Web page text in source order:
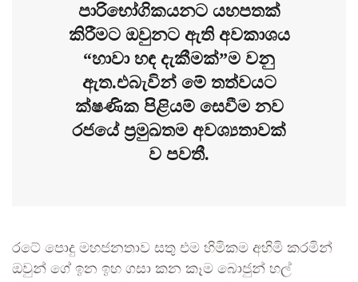
පාරිභෝගිකයනට යහපතක්
කිරීමට ඔවුනට ඇති අවකාශය
“හාවා හඳ දැකීමක්”ම වනු
ඇත.එබැවින් මේ තත්වයට
ක්ෂණික පිළියම් සෙවීම නව
රජයේ ප්‍රමුඛතම අවශ්‍යතාවක්
ව පවතී.
රටේ පොදු මහජනතාව සතු එම හිමිකම අහිමි කරමින්
ඔවුන් ගේ ඉන ඉහ ගසා කන කෑම බොජුන් හල්